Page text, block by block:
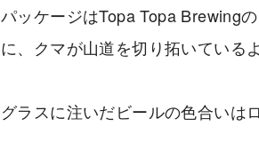
パッケージはTopa Topa Brewing
に、クマが山道を切り拓いている
グラスに注いだビールの色合いは